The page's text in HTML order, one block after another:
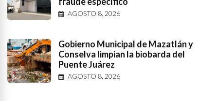
AGOSTO 8, 2026
Gobierno Municipal de Mazatlán y
Conselva limpian la biobarda del
Puente Juárez
AGOSTO 8, 2026